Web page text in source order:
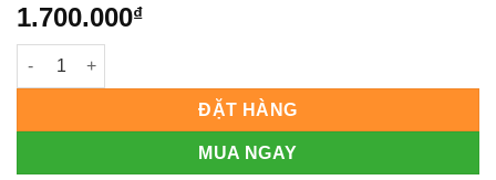
1.700.000₫
CỬA NHỰA ĐÀI LOAN KD.YA-23 số lượng
ĐẶT HÀNG
MUA NGAY